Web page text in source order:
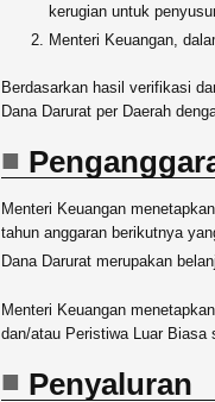
kerugian untuk
Menteri Keuangan,
Berdasarkan hasil verifikasi
Dana Darurat per Daerah
Menteri Keuangan
tahun anggaran berikutnya
Dana Darurat merupakan
Menteri Keuangan
dan/atau Peristiwa Luar Biasa
Penyaluran